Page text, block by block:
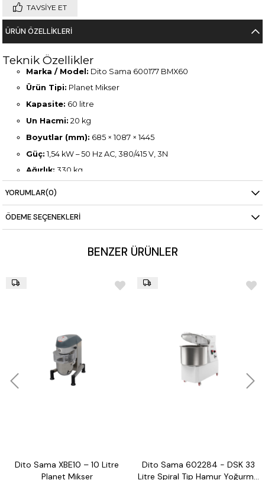
TAVSIYE ET
ÜRÜN ÖZELLIKLERI
Teknik Özellikler
Marka / Model: Dito Sama 600177 BMX60
Ürün Tipi: Planet Mikser
Kapasite: 60 litre
Un Hacmi: 20 kg
Boyutlar (mm): 685 × 1087 × 1445
Güç: 1,54 kW – 50 Hz AC, 380/415 V, 3N
Ağırlık: 330 kg
Standart Aksesuarlar
60 lt mikser için kazan (650129)
60 lt mikser için palet (653083)
60 lt mikser için paslanmaz çelik hamur kancası (653084)
60 lt mikser için çırpıcı (653086)
YORUMLAR(0)
ÖDEME SEÇENEKLERI
BENZER ÜRÜNLER
Dito Sama XBE10 – 10 Litre
Planet Mikser
Dito Sama 602284 - DSK 33
Litre Spiral Tip Hamur Yoğurma